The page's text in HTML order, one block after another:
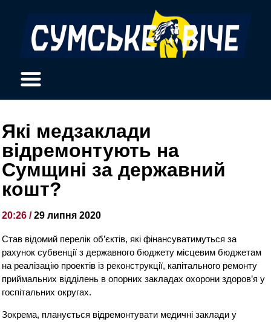
Які медзаклади
відремонтують на
Сумщині за державний
кошт?
20:26 /29 липня 2020
Став відомий перелік об’єктів, які фінансуватимуться за
рахунок субвенції з державного бюджету місцевим бюджетам
на реалізацію проектів із реконструкції, капітального ремонту
приймальних відділень в опорних закладах охорони здоров’я у
госпітальних округах.
Зокрема, планується відремонтувати медичні заклади у